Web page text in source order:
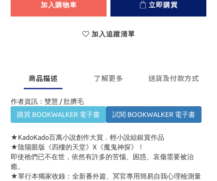
加入購物車 立即購買
加入追蹤清單
商品描述 了解更多 送貨及付款方式
作者資訊：雙慧 / 肚臍毛
購買 BOOKWALKER 電子書
試閱 BOOKWALKER 電子書
★KadoKado百萬小說創作大賞．輕小說組銀賞作品
★陰陽眼版《四樓的天堂》X《魔鬼神探》！
即使祂們已不在世，依然有許多的苦惱、困惑、哀傷需要被治
癒。
★單行本獨家收錄：全新番外篇、冥官專用簡易自我心理檢測量